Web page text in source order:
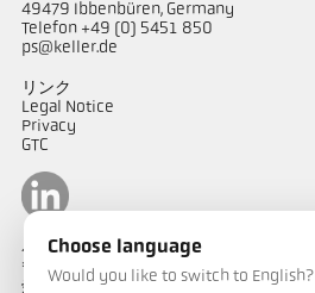
49479 Ibbenbüren, Germany
Telefon +49 (0) 5451 850
ps@keller.de
リンク
Legal Notice
Privacy
GTC
ケラーパイロメータージャパン
〒487-0035
愛知県春日井市
Choose language
Would you like to switch to English?